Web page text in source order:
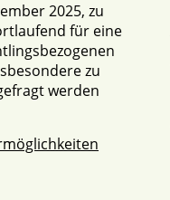
2025, zu
für eine
zu
werden